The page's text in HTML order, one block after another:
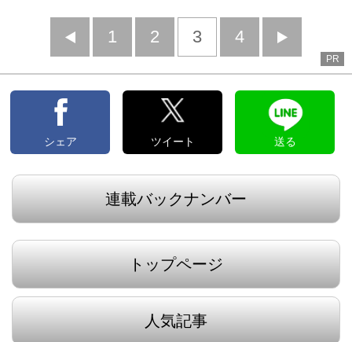
前
へ
1 2 3 4
へ
PR
シェア ツイート 送る
連載バックナンバー
トップページ
人気記事